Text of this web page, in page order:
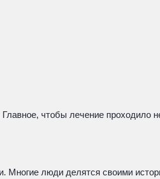
чтобы лечение проходило
Многие люди делятся своими